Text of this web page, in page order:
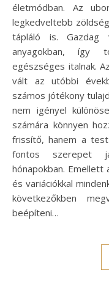
életmódban. Az
legkedveltebb
tápláló is. Gazdag
anyagokban, így
egészséges italnak.
vált az utóbbi
számos jótékony
nem igényel
számára könnyen
frissítő, hanem a
fontos szerepet
hónapokban. Emellett
és variációkkal
következőkben
beépíteni…